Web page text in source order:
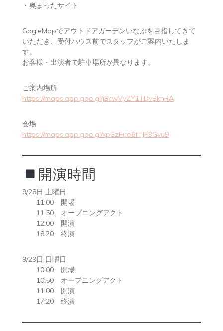
・奥まったサイト
GogleMapでアウトドアガーデンいなぶを目指してきて
いただき、受付ハウス前でスタッフがご案内いたしま
す。
お客様・出演者で駐車場所が異なります。
ご案内場所
https://maps.app.goo.gl/jBcwVyZY1TDvBknRA
会場
https://maps.app.goo.gl/xpGzFuo8fTJF9Gvu9
開演時間
9/28日 土曜日
11:00 開場
11:50 オープニングアクト
12:00 開演
18:20 終演
9/29日 日曜日
10:00 開場
10:50 オープニングアクト
11:00 開演
17:20 終演